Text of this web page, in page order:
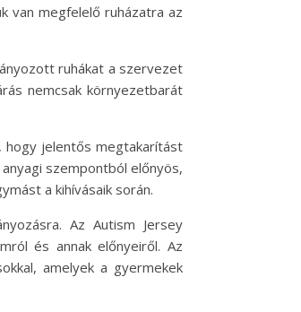
van megfelelő ruházatra az
ruhákat a szervezet
nemcsak környezetbarát
hogy jelentős megtakarítást
szempontból előnyös,
a kihívásaik során.
Az Autism Jersey
és annak előnyeiről. Az
amelyek a gyermekek